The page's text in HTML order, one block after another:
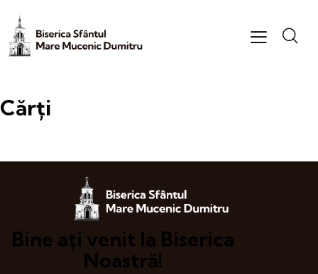
Cărți
Bine ați venit la Biserica
Noastră!